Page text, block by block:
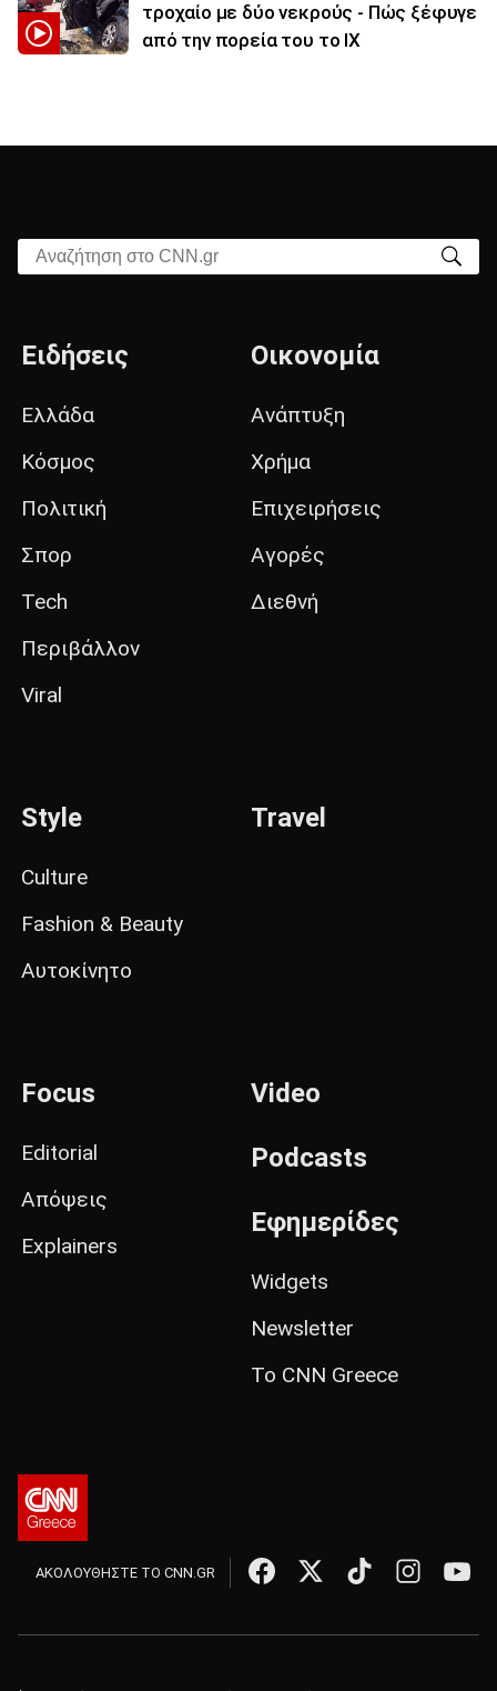
τροχαίο με δύο νεκρούς - Πώς ξέφυγε
από την πορεία του το ΙΧ
Αναζήτηση στο CNN.gr
Ειδήσεις
Ελλάδα
Κόσμος
Πολιτική
Σπορ
Tech
Περιβάλλον
Viral
Οικονομία
Ανάπτυξη
Χρήμα
Επιχειρήσεις
Αγορές
Διεθνή
Style
Culture
Fashion & Beauty
Αυτοκίνητο
Travel
Focus
Editorial
Απόψεις
Explainers
Video
Podcasts
Εφημερίδες
Widgets
Newsletter
Το CNN Greece
ΑΚΟΛΟΥΘΗΣΤΕ ΤΟ CNN.GR